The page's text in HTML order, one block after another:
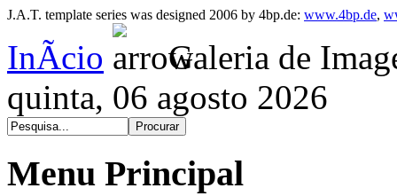
J.A.T. template series was designed 2006 by 4bp.de: www.4bp.de,
InÃ­cio
Galeria de
quinta, 06 agosto 2026
Menu Principal